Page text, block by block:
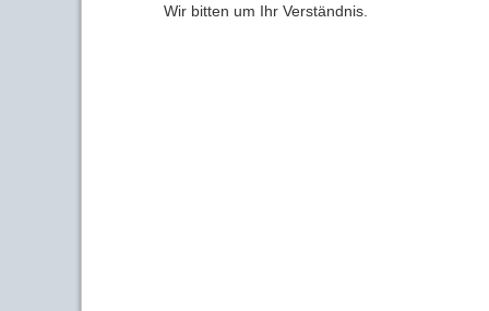
Wir bitten um Ihr Verständnis.